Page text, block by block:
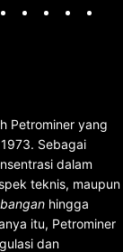
Petrominer yang
Sebagai
dalam
teknis, maupun
hingga
itu, Petrominer
dan